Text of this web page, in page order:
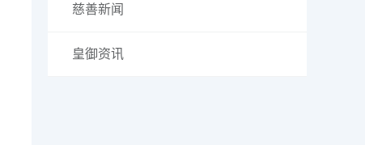
慈善新闻
皇御资讯